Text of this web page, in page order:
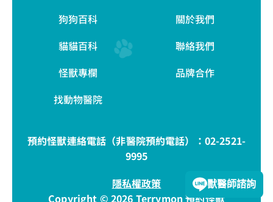
狗狗百科
貓貓百科
怪獸專欄
找動物醫院
關於我們
聯絡我們
品牌合作
預約怪獸連絡電話（非醫院預約電話）： 02-2521-
9995
隱私權政策
Copyright © 2026 Terrymon 預約怪獸
獸醫師諮詢